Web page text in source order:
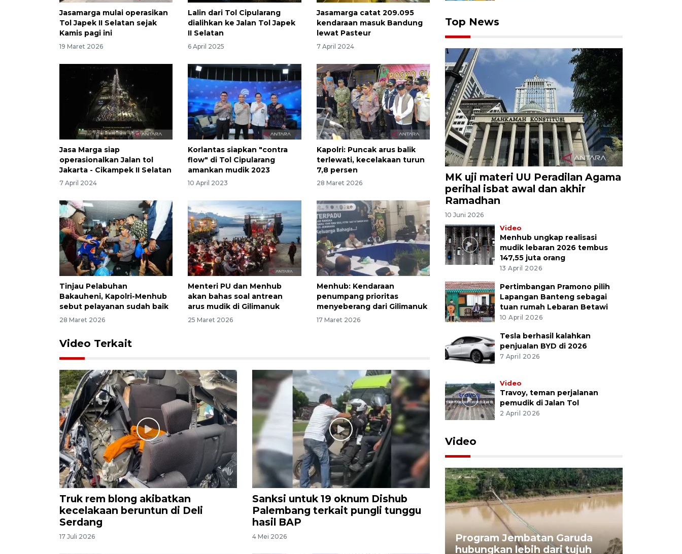
Jasamarga mulai operasikan
Tol Japek II Selatan sejak
Kamis pagi ini
19 Maret 2026
Lalin dari Tol Cipularang
dialihkan ke Jalan Tol Japek
II Selatan
6 April 2025
Jasamarga catat 209.095
kendaraan masuk Bandung
lewat Pasteur
7 April 2024
Jasa Marga siap
operasionalkan Jalan tol
Jakarta - Cikampek II Selatan
7 April 2024
Korlantas siapkan "contra
flow" di Tol Cipularang
amankan mudik 2023
10 April 2023
Kapolri: Puncak arus balik
terlewati, kecelakaan turun
7,8 persen
28 Maret 2026
Tinjau Pelabuhan
Bakauheni, Kapolri-Menhub
sebut pelayanan sudah baik
28 Maret 2026
Menteri PU dan Menhub
akan bahas soal antrean
arus mudik di Gilimanuk
25 Maret 2026
Menhub: Kendaraan
penumpang prioritas
menyeberang dari Gilimanuk
17 Maret 2026
Video Terkait
Truk rem blong akibatkan
kecelakaan beruntun di Deli
Serdang
17 Juli 2026
Sanksi untuk 19 oknum Dishub
Palembang terkait pungli tunggu
hasil BAP
4 Mei 2026
Top News
MK uji materi UU Peradilan Agama
perihal isbat awal dan akhir
Ramadhan
10 Juni 2026
Video
Menhub ungkap realisasi
mudik lebaran 2026 tembus
147,55 juta orang
13 April 2026
Pertimbangan Pramono pilih
Lapangan Banteng sebagai
tuan rumah Lebaran Betawi
10 April 2026
Tesla berhasil kalahkan
penjualan BYD di 2026
7 April 2026
Video
Travoy, teman perjalanan
pemudik di Jalan Tol
2 April 2026
Video
Gabung Persebaya, striker
Program Jembatan Garuda
hubungkan lebih dari tujuh